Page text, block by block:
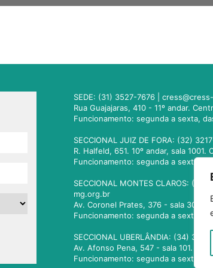
SEDE: (31) 3527-7676 |
Rua Guajajaras, 410 - 11º andar.
Funcionamento: segunda a sexta,
SECCIONAL JUIZ DE FORA: (32)
R. Halfeld, 651. 10º andar, sala
Funcionamento: segunda a sexta,
SECCIONAL MONTES CLAROS:
mg.org.br
Av. Coronel Prates, 376 - sala 301.
Funcionamento: segunda a sexta,
SECCIONAL UBERLÂNDIA: (34)
Av. Afonso Pena, 547 - sala 101.
Funcionamento: segunda a sexta,